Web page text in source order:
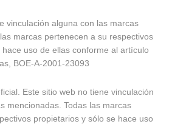
vinculación alguna con las marcas
marcas pertenecen a su respectivos
uso de ellas conforme al artículo
BOE-A-2001-23093
Este sitio web no tiene vinculación
mencionadas. Todas las marcas
propietarios y sólo se hace uso